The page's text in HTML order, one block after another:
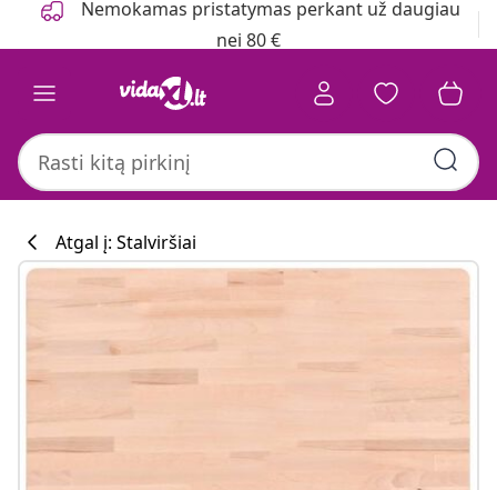
Nemokamas pristatymas perkant už daugiau
nei 80 €
Atgal į: Stalviršiai